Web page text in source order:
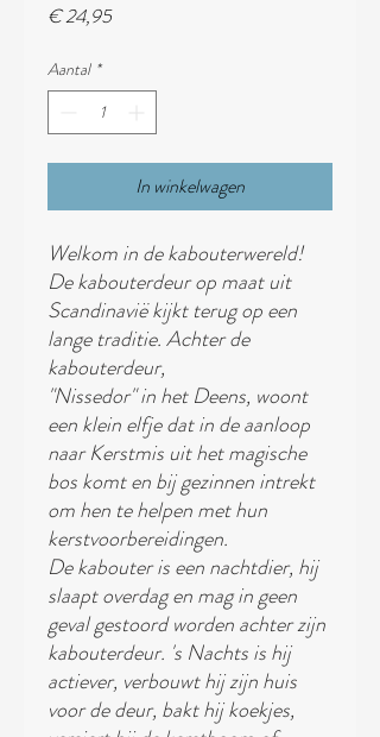
€ 24,95Prijs
Aantal *
In winkelwagen
Welkom in de kabouterwereld!
De kabouterdeur op maat uit
Scandinavië kijkt terug op een
lange traditie. Achter de
kabouterdeur,
"Nissedor" in het Deens, woont
een klein elfje dat in de aanloop
naar Kerstmis uit het magische
bos komt en bij gezinnen intrekt
om hen te helpen met hun
kerstvoorbereidingen.
De kabouter is een nachtdier, hij
slaapt overdag en mag in geen
geval gestoord worden achter zijn
kabouterdeur. 's Nachts is hij
actiever, verbouwt hij zijn huis
voor de deur, bakt hij koekjes,